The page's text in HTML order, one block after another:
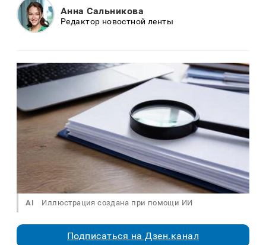
Анна Сальникова
Редактор новостной ленты
AI Иллюстрация создана при помощи ИИ
Подписаться на Дзен.канал